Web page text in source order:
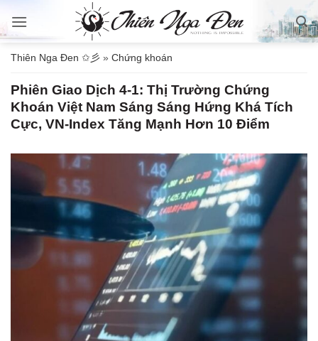
qua
dungThiên Nga Đen ✩彡 » Chứng khoán
Phiên Giao Dịch 4-1: Thị Trường Chứng
Khoán Việt Nam Sáng Sáng Hứng Khá Tích
Cực, VN-Index Tăng Mạnh Hơn 10 Điểm